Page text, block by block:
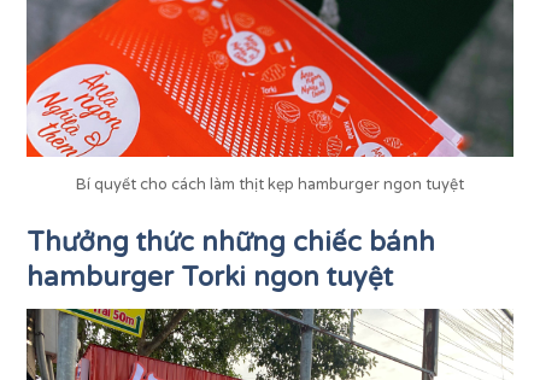
Bí quyết cho cách làm thịt kẹp hamburger ngon tuyệt
Thưởng thức những chiếc bánh
hamburger Torki ngon tuyệt